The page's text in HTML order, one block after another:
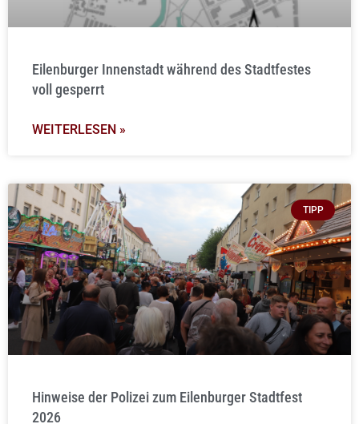
Eilenburger Innenstadt während des Stadtfestes
voll gesperrt
WEITERLESEN »
TIPP
Hinweise der Polizei zum Eilenburger Stadtfest
2026